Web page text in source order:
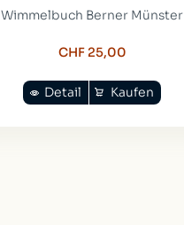
Wimmelbuch Berner Münster
CHF 25,00
Kaufen
Detail